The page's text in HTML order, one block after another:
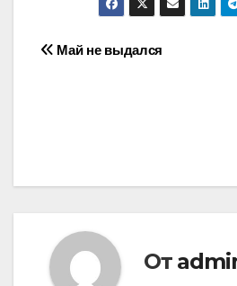
Навигация
Май не выдался
От